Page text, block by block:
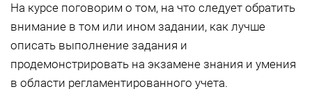
На курсе поговорим о том, на что следует обратить
внимание в том или ином задании, как лучше
описать выполнение задания и
продемонстрировать на экзамене знания и умения
в области регламентированного учета.